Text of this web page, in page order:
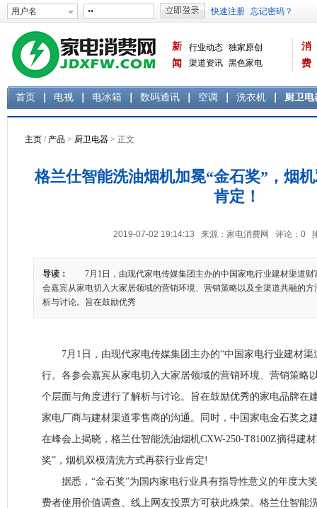
新
闻
行业动态 独家原创
渠道资讯 黑色家电
消
费
首页 电视 电冰箱 数码通讯 空调 洗衣机 厨卫电
主页 / 产品 > 厨卫电器 > 正文
格兰仕智能洗油烟机加冕“金石奖”，烟
肯定！
2019-07-02 19:14:13 来源：家电消费网 评论： 0 [
导读：
7月1日，由现代家电传媒集团主办的中国家电行业建材渠道财
会嘉宾从家电切入大家居领域的营销环境、营销策略以及全渠道共融的
析与讨论。旨在鼓励优秀
7月1日，由现代家电传媒集团主办的“中国家电行业建材渠
行。各参会嘉宾从家电切入大家居领域的营销环境、营销策略
个层面与角度进行了解析与讨论。旨在鼓励优秀的家电品牌在
家电厂商与建材渠道零售商的沟通。同时，中国家电金石奖之
在峰会上揭晓，格兰仕智能洗油烟机CXW-250-T8100Z摘得建
奖”，烟机双模清洗方式再获行业肯定!
据悉，“金石奖”为国内家电行业具有指导性意义的年度大
费者使用价值调查、线上网友投票方可获此殊荣。格兰仕智能